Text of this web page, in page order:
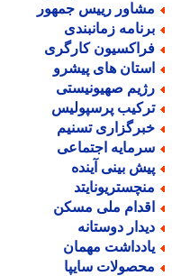
رییس جمهور
زمانبندی
کارگری
های پیشرو
صهیونیستی
پرسپولیس
تسنیم
اجتماعی
بینی آینده
ملی مسکن
دوستانه
مهمان
سایپا